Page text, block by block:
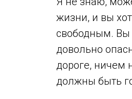
жизни, и вы
свободным. Вы
довольно
дороге, ничем
должны быть